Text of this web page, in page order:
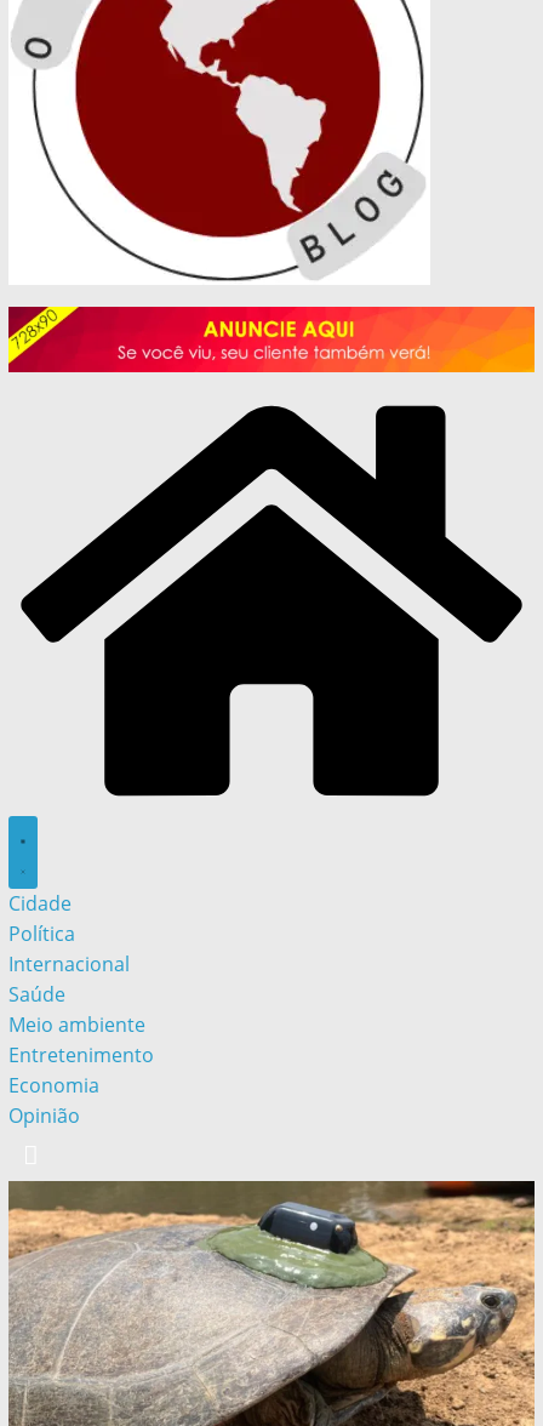
Cidade
Política
Internacional
Saúde
Meio ambiente
Entretenimento
Economia
Opinião